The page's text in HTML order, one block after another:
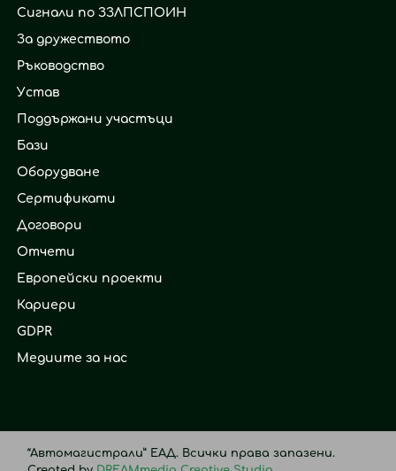
Сигнали по ЗЗЛПСПОИН
За дружеството
Ръководство
Устав
Поддържани участъци
Бази
Оборудване
Сертификати
Договори
Отчети
Европейски проекти
Кариери
GDPR
Медиите за нас
“Автомагистрали” ЕАД. Всички права запазени.